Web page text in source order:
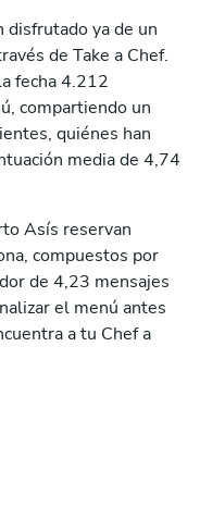
ya de un
de Take a Chef.
fecha 4.212
compartiendo un
quiénes han
media de 4,74
Asís reservan
compuestos por
de 4,23 mensajes
el menú antes
a tu Chef a